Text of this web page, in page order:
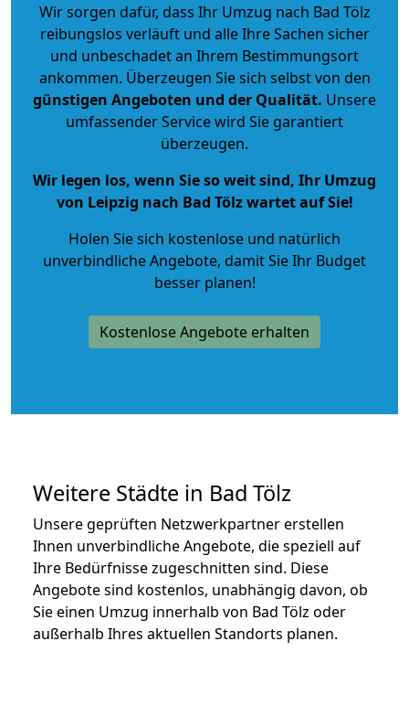
Wir sorgen dafür, dass Ihr Umzug nach Bad Tölz
reibungslos verläuft und alle Ihre Sachen sicher
und unbeschadet an Ihrem Bestimmungsort
ankommen. Überzeugen Sie sich selbst von den
günstigen Angeboten und der Qualität. Unsere
umfassender Service wird Sie garantiert
überzeugen.
Wir legen los, wenn Sie so weit sind, Ihr Umzug
von Leipzig nach Bad Tölz wartet auf Sie!
Holen Sie sich kostenlose und natürlich
unverbindliche Angebote, damit Sie Ihr Budget
besser planen!
Kostenlose Angebote erhalten
Weitere Städte in Bad Tölz
Unsere geprüften Netzwerkpartner erstellen
Ihnen unverbindliche Angebote, die speziell auf
Ihre Bedürfnisse zugeschnitten sind. Diese
Angebote sind kostenlos, unabhängig davon, ob
Sie einen Umzug innerhalb von Bad Tölz oder
außerhalb Ihres aktuellen Standorts planen.